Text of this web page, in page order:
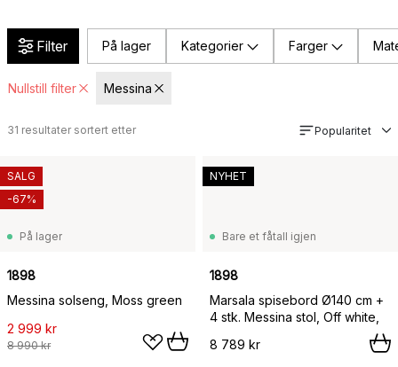
Filter På lager Kategorier Farger
Nullstill filter Messina
31 resultater sortert etter Popularitet
På lager
1898
Messina solseng, Moss green
2 999 kr
8 990 kr
SALG
-67%
Bare et fåtall igjen
1898
Marsala spisebord Ø140 cm +
4 stk. Messina stol, Off white,
8 789 kr
NYHET